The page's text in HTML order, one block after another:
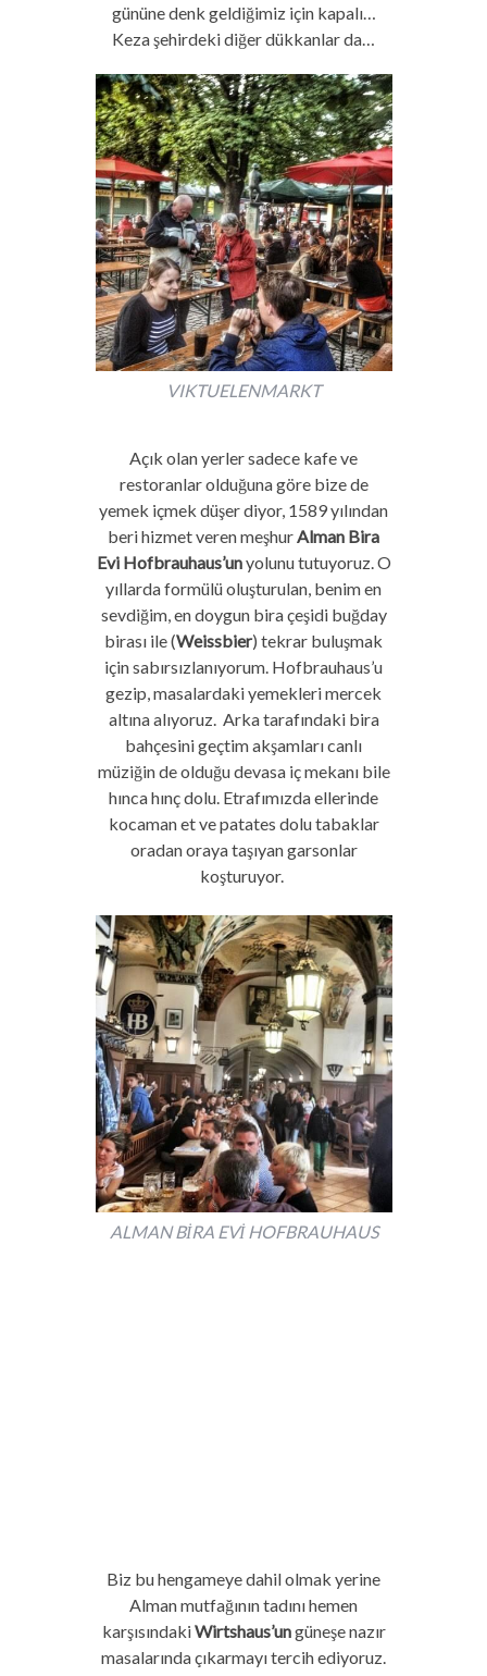
gününe denk geldiğimiz için kapalı…
Keza şehirdeki diğer dükkanlar da…
VIKTUELENMARKT
Açık olan yerler sadece kafe ve
restoranlar olduğuna göre bize de
yemek içmek düşer diyor, 1589 yılından
beri hizmet veren meşhur Alman Bira
Evi Hofbrauhaus’unyolunu tutuyoruz. O
yıllarda formülü oluşturulan, benim en
sevdiğim, en doygun bira çeşidi buğday
birası ile (Weissbier) tekrar buluşmak
için sabırsızlanıyorum. Hofbrauhaus’u
gezip, masalardaki yemekleri mercek
altına alıyoruz. Arka tarafındaki bira
bahçesini geçtim akşamları canlı
müziğin de olduğu devasa iç mekanı bile
hınca hınç dolu. Etrafımızda ellerinde
kocaman et ve patates dolu tabaklar
oradan oraya taşıyan garsonlar
koşturuyor.
ALMAN BİRA EVİ HOFBRAUHAUS
Biz bu hengameye dahil olmak yerine
Alman mutfağının tadını hemen
karşısındakiWirtshaus’ungüneşe nazır
masalarında çıkarmayı tercih ediyoruz.